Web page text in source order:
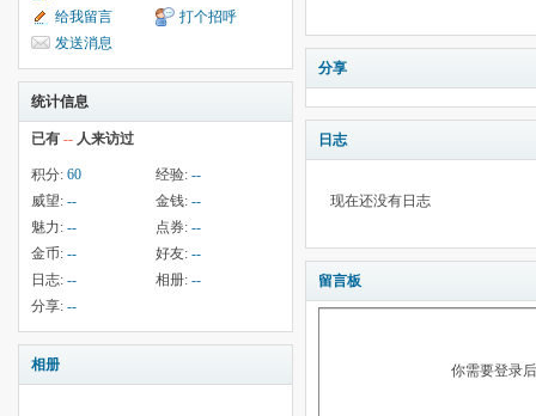
给我留言
打个招呼
发送消息
统计信息
已有 -- 人来访过
积分: 60 经验: --
威望: -- 金钱: --
魅力: -- 点券: --
金币: -- 好友: --
日志: -- 相册: --
分享: --
相册
分享
日志
现在还没有日志
留言板
你需要登录